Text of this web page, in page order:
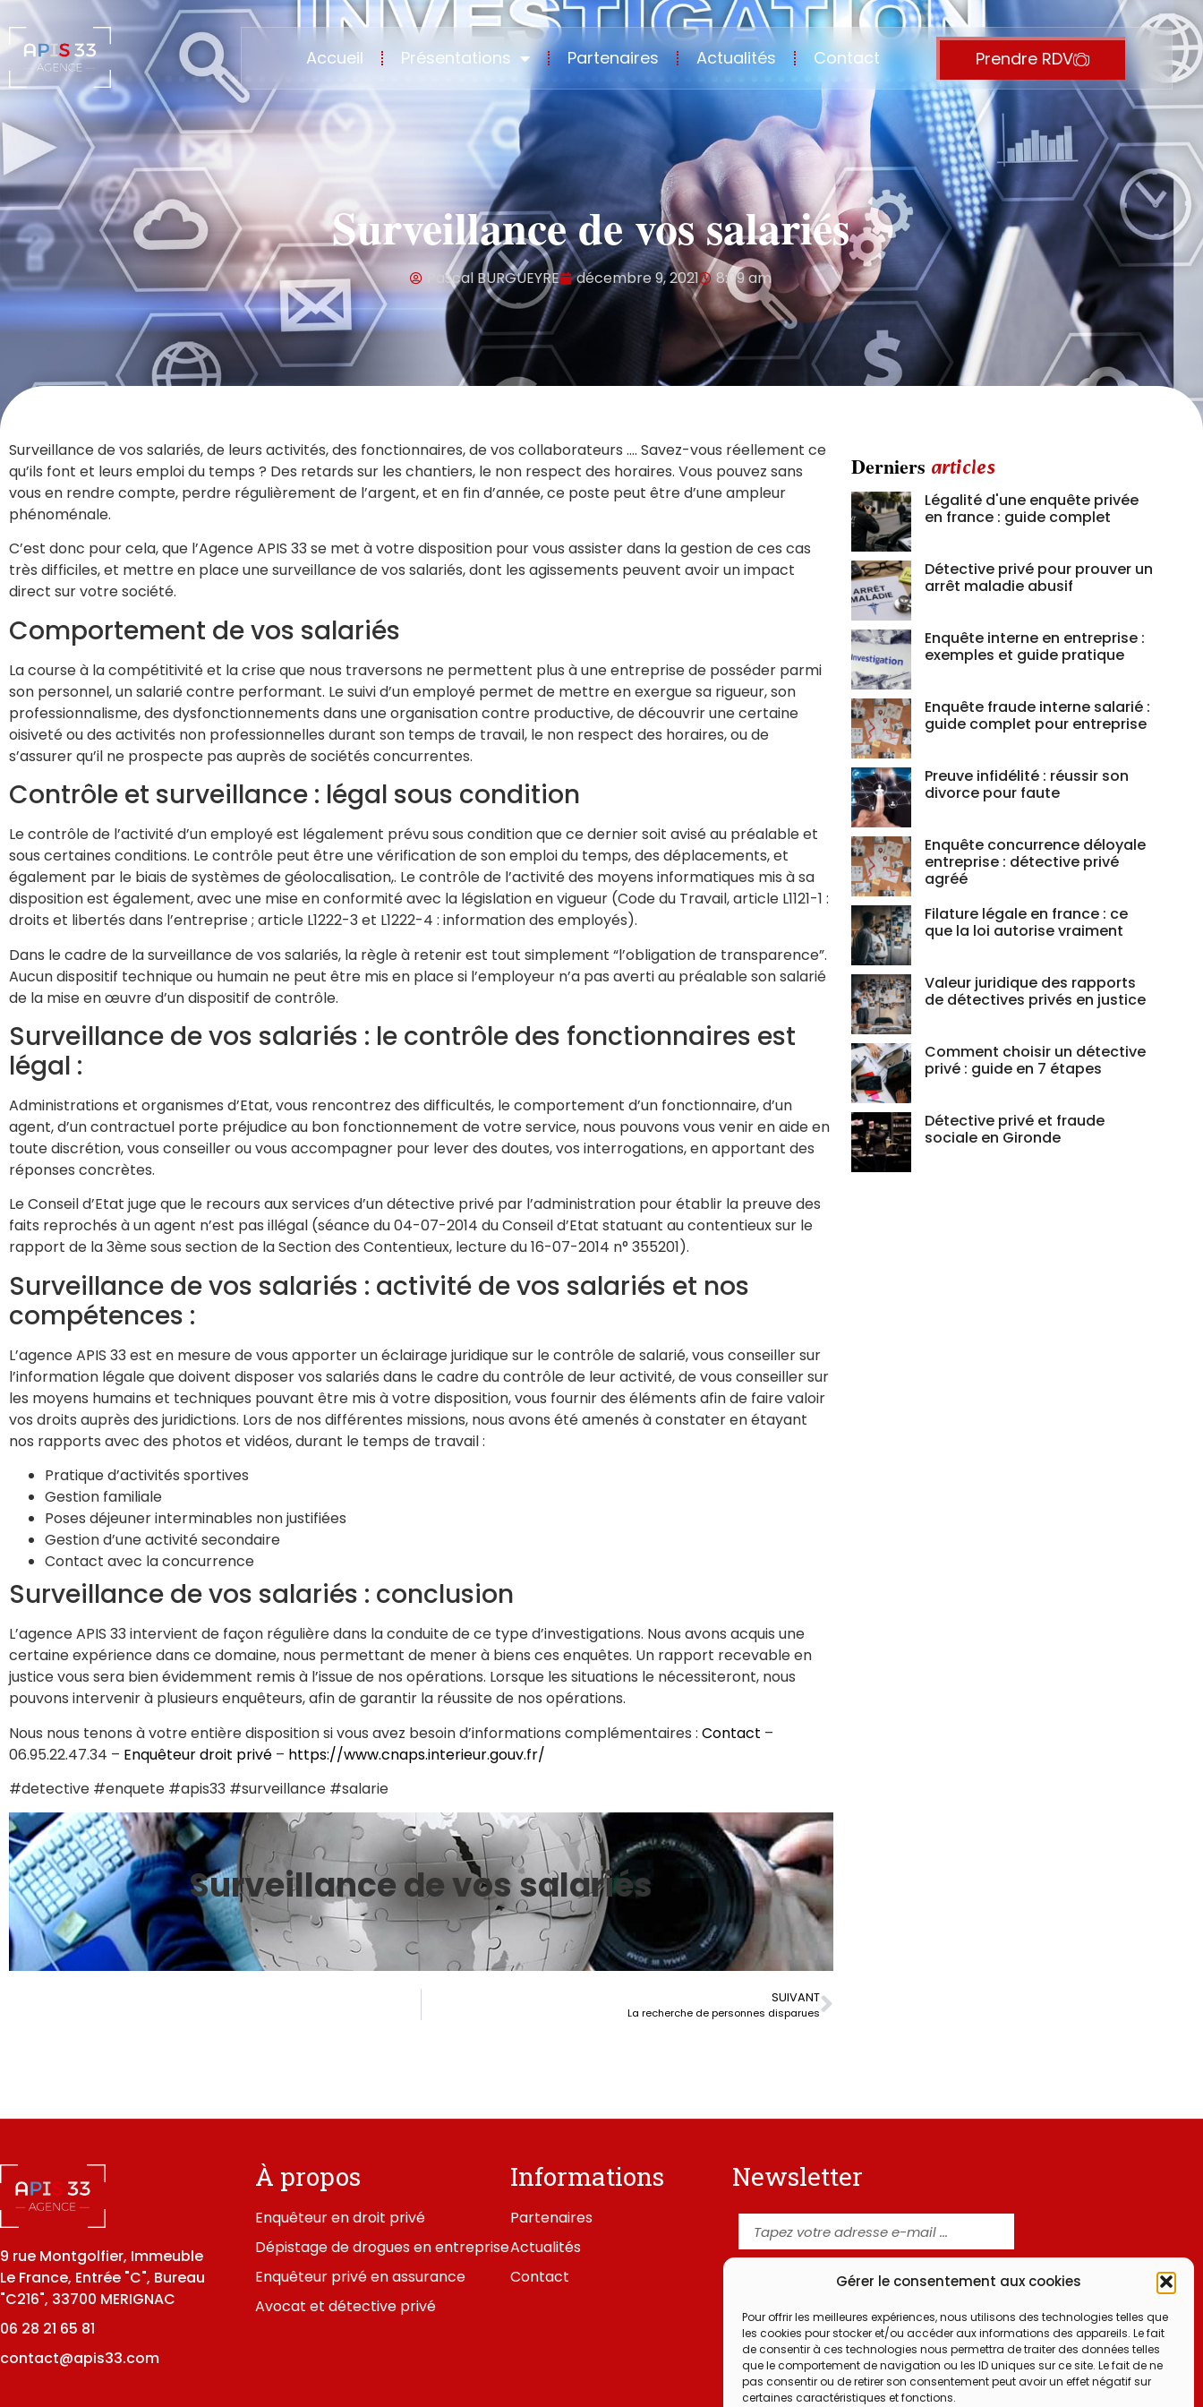
Gérer le consentement aux cookies
Pour offrir les meilleures expériences, nous utilisons des technologies telles que
les cookies pour stocker et/ou accéder aux informations des appareils. Le fait
de consentir à ces technologies nous permettra de traiter des données telles
que le comportement de navigation ou les ID uniques sur ce site. Le fait de ne
pas consentir ou de retirer son consentement peut avoir un effet négatif sur
certaines caractéristiques et fonctions.
Accueil Présentations Partenaires Actualités Contact Prendre RDV
Surveillance de vos salariés
Pascal BURGUEYRE décembre 9, 2021 8:09 am
Surveillance de vos salariés, de leurs activités, des fonctionnaires, de vos collaborateurs …. Savez-vous réellement ce
qu’ils font et leurs emploi du temps ? Des retards sur les chantiers, le non respect des horaires. Vous pouvez sans
vous en rendre compte, perdre régulièrement de l’argent, et en fin d’année, ce poste peut être d’une ampleur
phénoménale.
C’est donc pour cela, que l’Agence APIS 33 se met à votre disposition pour vous assister dans la gestion de ces cas
très difficiles, et mettre en place une surveillance de vos salariés, dont les agissements peuvent avoir un impact
direct sur votre société.
Comportement de vos salariés
La course à la compétitivité et la crise que nous traversons ne permettent plus à une entreprise de posséder parmi
son personnel, un salarié contre performant. Le suivi d’un employé permet de mettre en exergue sa rigueur, son
professionnalisme, des dysfonctionnements dans une organisation contre productive, de découvrir une certaine
oisiveté ou des activités non professionnelles durant son temps de travail, le non respect des horaires, ou de
s’assurer qu’il ne prospecte pas auprès de sociétés concurrentes.
Contrôle et surveillance : légal sous condition
Le contrôle de l’activité d’un employé est légalement prévu sous condition que ce dernier soit avisé au préalable et
sous certaines conditions. Le contrôle peut être une vérification de son emploi du temps, des déplacements, et
également par le biais de systèmes de géolocalisation,. Le contrôle de l’activité des moyens informatiques mis à sa
disposition est également, avec une mise en conformité avec la législation en vigueur (Code du Travail, article L1121-1 :
droits et libertés dans l’entreprise ; article L1222-3 et L1222-4 : information des employés).
Dans le cadre de la surveillance de vos salariés, la règle à retenir est tout simplement “l’obligation de transparence”.
Aucun dispositif technique ou humain ne peut être mis en place si l’employeur n’a pas averti au préalable son salarié
de la mise en œuvre d’un dispositif de contrôle.
Surveillance de vos salariés : le contrôle des fonctionnaires est
légal :
Administrations et organismes d’Etat, vous rencontrez des difficultés, le comportement d’un fonctionnaire, d’un
agent, d’un contractuel porte préjudice au bon fonctionnement de votre service, nous pouvons vous venir en aide en
toute discrétion, vous conseiller ou vous accompagner pour lever des doutes, vos interrogations, en apportant des
réponses concrètes.
Le Conseil d’Etat juge que le recours aux services d’un détective privé par l’administration pour établir la preuve des
faits reprochés à un agent n’est pas illégal (séance du 04-07-2014 du Conseil d’Etat statuant au contentieux sur le
rapport de la 3ème sous section de la Section des Contentieux, lecture du 16-07-2014 n° 355201).
Surveillance de vos salariés : activité de vos salariés et nos
compétences :
L’agence APIS 33 est en mesure de vous apporter un éclairage juridique sur le contrôle de salarié, vous conseiller sur
l’information légale que doivent disposer vos salariés dans le cadre du contrôle de leur activité, de vous conseiller sur
les moyens humains et techniques pouvant être mis à votre disposition, vous fournir des éléments afin de faire valoir
vos droits auprès des juridictions. Lors de nos différentes missions, nous avons été amenés à constater en étayant
nos rapports avec des photos et vidéos, durant le temps de travail :
Pratique d’activités sportives
Gestion familiale
Poses déjeuner interminables non justifiées
Gestion d’une activité secondaire
Contact avec la concurrence
Surveillance de vos salariés : conclusion
L’agence APIS 33 intervient de façon régulière dans la conduite de ce type d’investigations. Nous avons acquis une
certaine expérience dans ce domaine, nous permettant de mener à biens ces enquêtes. Un rapport recevable en
justice vous sera bien évidemment remis à l’issue de nos opérations. Lorsque les situations le nécessiteront, nous
pouvons intervenir à plusieurs enquêteurs, afin de garantir la réussite de nos opérations.
Nous nous tenons à votre entière disposition si vous avez besoin d’informations complémentaires : Contact –
06.95.22.47.34 – Enquêteur droit privé – https://www.cnaps.interieur.gouv.fr/
#detective #enquete #apis33 #surveillance #salarie
Surveillance de vos salariés
SUIVANT
La recherche de personnes disparues
Derniers articles
Légalité d'une enquête privée
en france : guide complet
Détective privé pour prouver un
arrêt maladie abusif
Enquête interne en entreprise :
exemples et guide pratique
Enquête fraude interne salarié :
guide complet pour entreprise
Preuve infidélité : réussir son
divorce pour faute
Enquête concurrence déloyale
entreprise : détective privé
agréé
Filature légale en france : ce
que la loi autorise vraiment
Valeur juridique des rapports
de détectives privés en justice
Comment choisir un détective
privé : guide en 7 étapes
Détective privé et fraude
sociale en Gironde
9 rue Montgolfier, Immeuble
Le France, Entrée "C", Bureau
"C216", 33700 MERIGNAC
06 28 21 65 81
contact@apis33.com
À propos
Enquêteur en droit privé
Dépistage de drogues en entreprise
Enquêteur privé en assurance
Avocat et détective privé
Informations
Partenaires
Actualités
Contact
Newsletter
confidentialité
Je m'abonne à la newsletter